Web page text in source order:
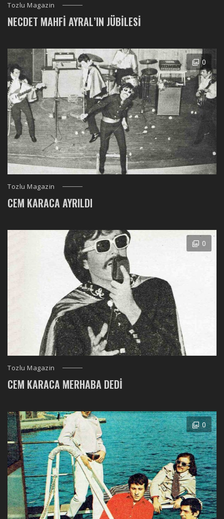
Tozlu Magazin
NECDET MAHFI AYRAL’IN JÜBILESI
0
Tozlu Magazin
CEM KARACA AYRILDI
0
Tozlu Magazin
CEM KARACA MERHABA DEDI
0